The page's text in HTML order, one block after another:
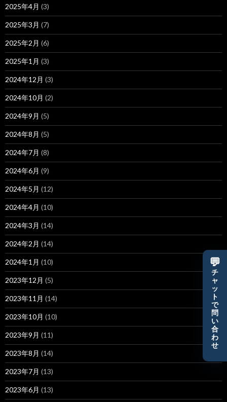
2025年4月 (3)
2025年3月 (7)
2025年2月 (6)
2025年1月 (3)
2024年12月 (3)
2024年10月 (2)
2024年9月 (5)
2024年8月 (5)
2024年7月 (8)
2024年6月 (9)
2024年5月 (12)
2024年4月 (10)
2024年3月 (14)
2024年2月 (14)
2024年1月 (10)
2023年12月 (5)
2023年11月 (14)
2023年10月 (10)
2023年9月 (11)
2023年8月 (14)
2023年7月 (13)
2023年6月 (13)
💬
チ
ャ
ッ
ト
で
問
い
合
わ
せ